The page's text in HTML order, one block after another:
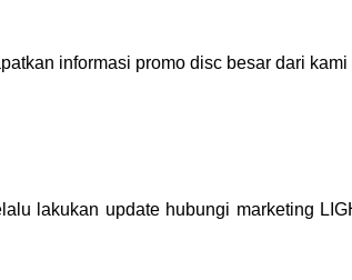
informasi promo disc besar dari
lakukan update hubungi marketing